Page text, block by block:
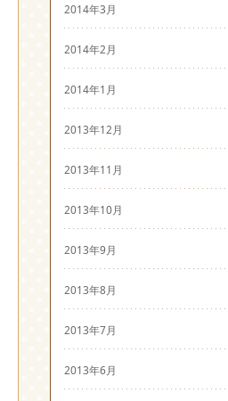
2014年3月
2014年2月
2014年1月
2013年12月
2013年11月
2013年10月
2013年9月
2013年8月
2013年7月
2013年6月